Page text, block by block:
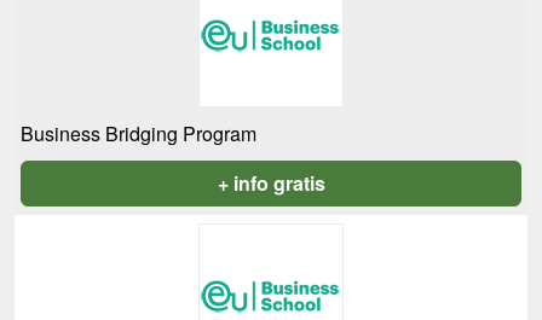
Business Bridging Program
+ info gratis